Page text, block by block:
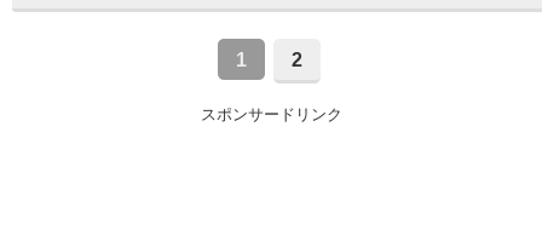
1 2
スポンサードリンク